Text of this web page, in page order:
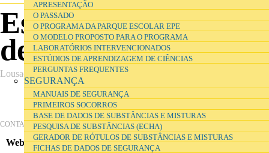
APRESENTAÇÃO
O PASSADO
O PROGRAMA DA PARQUE ESCOLAR EPE
O MODELO PROPOSTO PARA O PROGRAMA
LABORATÓRIOS INTERVENCIONADOS
ESTÚDIOS DE APRENDIZAGEM DE CIÊNCIAS
PERGUNTAS FREQUENTES
SEGURANÇA
MANUAIS DE SEGURANÇA
PRIMEIROS SOCORROS
BASE DE DADOS DE SUBSTÂNCIAS E MISTURAS
PESQUISA DE SUBSTÂNCIAS (ECHA)
GERADOR DE RÓTULOS DE SUBSTÂNCIAS E MISTURAS
FICHAS DE DADOS DE SEGURANÇA
Escola Secundária
de Lousada
Lousada, Fase 2
CONTACTOS
Website http://www.aelousada.net